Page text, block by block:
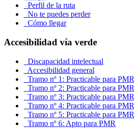
Perfil de la ruta
No te puedes perder
Cómo llegar
Accesibilidad vía verde
Discapacidad intelectual
Accesibilidad general
Tramo nº 1: Practicable para PMR
Tramo nº 2: Practicable para PMR
Tramo nº 3: Practicable para PMR
Tramo nº 4: Practicable para PMR
Tramo nº 5: Practicable para PMR
Tramo nº 6: Apto para PMR